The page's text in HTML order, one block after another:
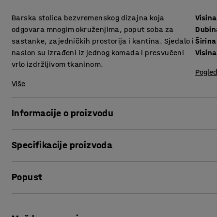
Barska stolica bezvremenskog dizajna koja
odgovara mnogim okruženjima, poput soba za
sastanke, zajedničkih prostorija i kantina. Sjedalo i
naslon su izrađeni iz jednog komada i presvučeni
vrlo izdržljivom tkaninom.
Više
Informacije o proizvodu
vrijeme rada na projektu i sastanaka, za visokim
Stolica je presvučena vrlo izdržljivom tkaninom, što je čini
Specifikacije proizvoda
Dubina sjedišta
Širina:
Popust